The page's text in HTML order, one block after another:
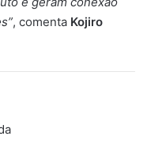
, comenta Kojiro